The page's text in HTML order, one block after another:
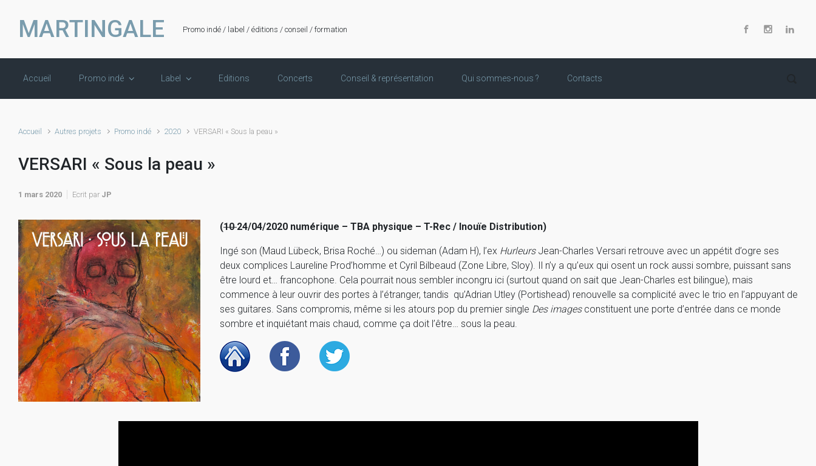
MARTINGALE Promo indé / label / éditions / conseil / formation
Accueil Promo indé Label Editions Concerts Conseil & représentation Qui sommes-nous ? Contacts
Accueil Autres projets Promo indé 2020 VERSARI « Sous la peau »
VERSARI « Sous la peau »
1 mars 2020 Ecrit par JP
(1024/04/2020 numérique – TBA physique – T-Rec / Inouïe Distribution)
Ingé son (Maud Lübeck, Brisa Roché…) ou sideman (Adam H), l’ex Hurleurs Jean-Charles Versari retrouve avec un appétit d’ogre ses
deux complices Laureline Prod’homme et Cyril Bilbeaud (Zone Libre, Sloy). Il n’y a qu’eux qui osent un rock aussi sombre, puissant sans
être lourd et… francophone. Cela pourrait nous sembler incongru ici (surtout quand on sait que Jean-Charles est bilingue), mais
commence à leur ouvrir des portes à l’étranger, tandis qu’Adrian Utley (Portishead) renouvelle sa complicité avec le trio en l’appuyant de
ses guitares. Sans compromis, même si les atours pop du premier single Des imagesconstituent une porte d’entrée dans ce monde
sombre et inquiétant mais chaud, comme ça doit l’être… sous la peau.